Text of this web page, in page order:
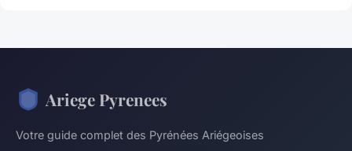
Ariege Pyrenees
Votre guide complet des Pyrénées Ariégeoises